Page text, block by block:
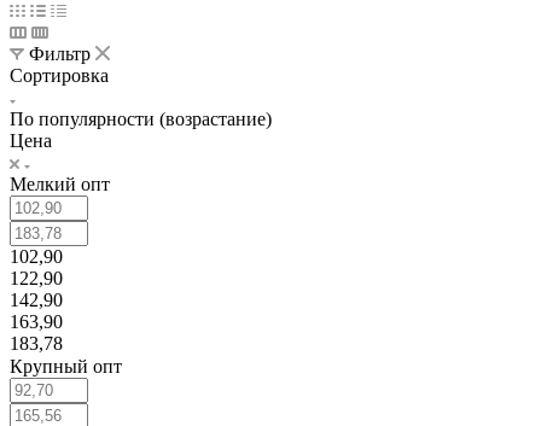
Фильтр
Сортировка
По популярности (возрастание)
Цена
Мелкий опт
102,90
122,90
142,90
163,90
183,78
Крупный опт